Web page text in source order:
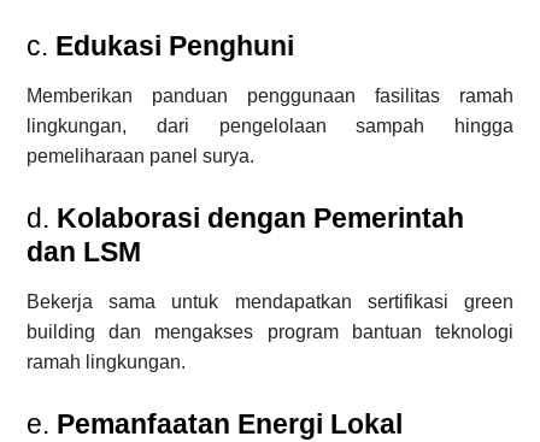
c. Edukasi Penghuni
Memberikan panduan penggunaan fasilitas ramah
lingkungan, dari pengelolaan sampah hingga
pemeliharaan panel surya.
d. Kolaborasi dengan Pemerintah
dan LSM
Bekerja sama untuk mendapatkan sertifikasi green
building dan mengakses program bantuan teknologi
ramah lingkungan.
e. Pemanfaatan Energi Lokal